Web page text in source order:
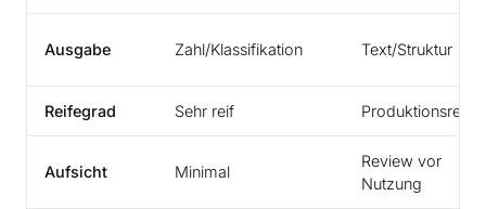
Ausgabe Zahl/Klassifikation Text/Struktur
Reifegrad Sehr reif Produktionsreif
Aufsicht Minimal
Review vor
Nutzung